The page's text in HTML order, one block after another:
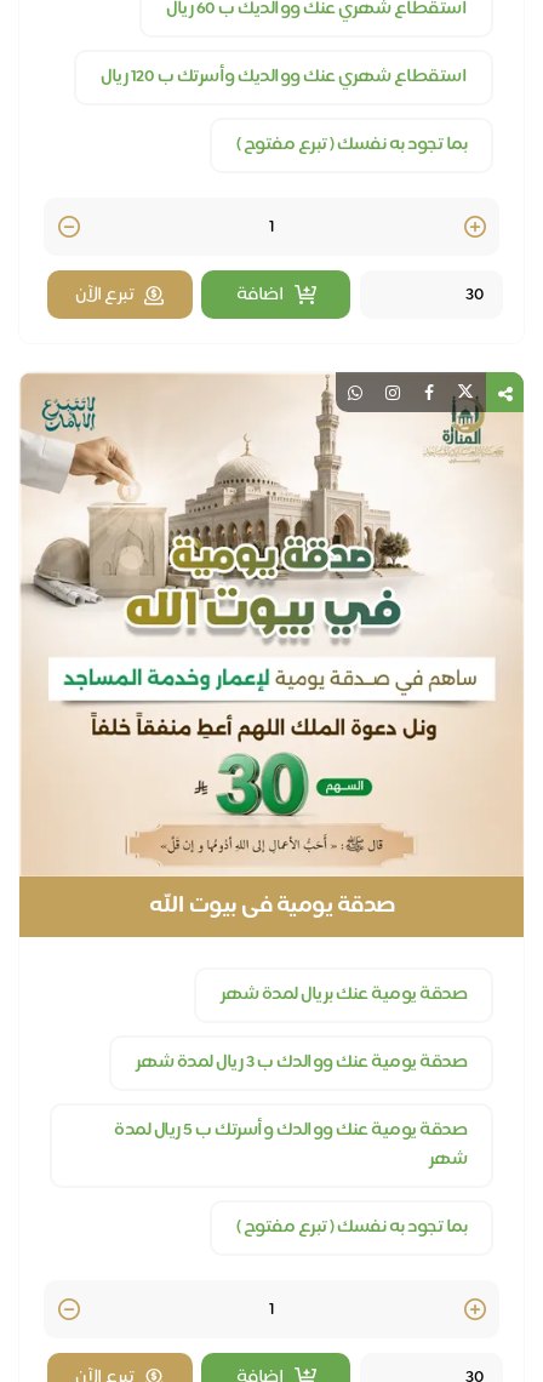
استقطاع شهري عنك ووالديك ب 60 ريال
استقطاع شهري عنك ووالديك وأسرتك ب 120 ريال
بما تجود به نفسك ( تبرع مفتوح )
Quantity
اضافة
تبرع الآن
صدقة يومية فى بيوت الله
صدقة يومية عنك بريال لمدة شهر
صدقة يومية عنك ووالدك ب 3 ريال لمدة شهر
صدقة يومية عنك ووالدك وأسرتك ب 5 ريال لمدة
شهر
بما تجود به نفسك ( تبرع مفتوح )
Quantity